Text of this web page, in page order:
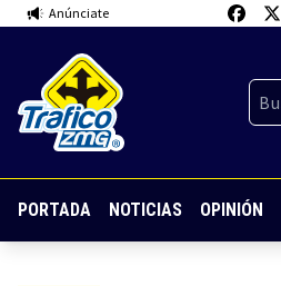
Anúnciate
PORTADA NOTICIAS OPINIÓN